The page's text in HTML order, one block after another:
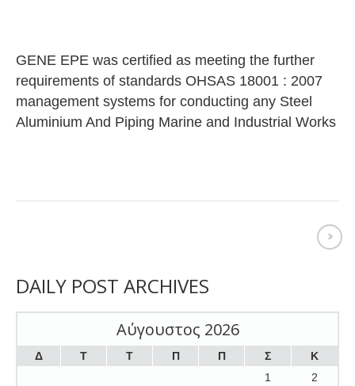
GENE EPE was certified as meeting the further
requirements of standards OHSAS 18001 : 2007
management systems for conducting any Steel
Aluminium And Piping Marine and Industrial Works
DAILY POST ARCHIVES
Αύγουστος 2026
Δ Τ Τ Π Π Σ
Κ
1
2